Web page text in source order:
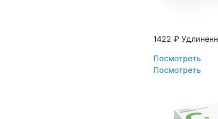
1422 ₽
Посмотреть
Посмотреть